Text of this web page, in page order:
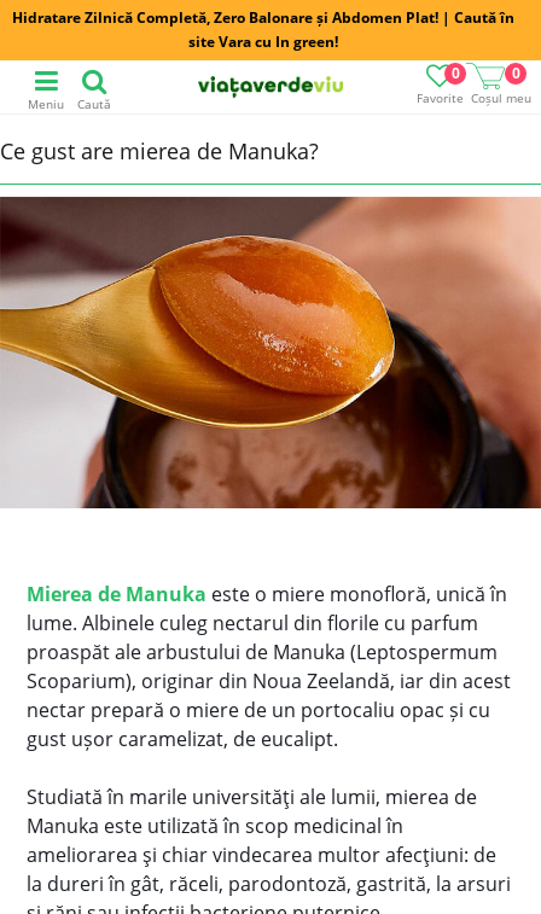
Hidratare Zilnică Completă, Zero Balonare și Abdomen Plat! | Caută în
site Vara cu In green!
Favorite
0
Coșul meu
0
Meniu Caută
Ce gust are mierea de Manuka?
Mierea de Manuka este o miere monofloră, unică în
lume. Albinele culeg nectarul din florile cu parfum
proaspăt ale arbustului de Manuka (Leptospermum
Scoparium), originar din Noua Zeelandă, iar din acest
nectar prepară o miere de un portocaliu opac și cu
gust ușor caramelizat, de eucalipt.
Studiată în marile universităţi ale lumii, mierea de
Manuka este utilizată în scop medicinal în
ameliorarea şi chiar vindecarea multor afecţiuni: de
la dureri în gât, răceli, parodontoză, gastrită, la arsuri